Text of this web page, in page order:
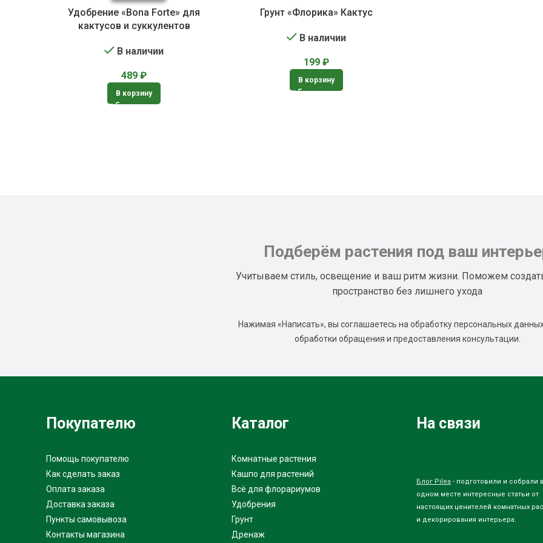
Удобрение «Bona Forte» для
кактусов и суккулентов
В наличии
489₽
В корзину
Грунт «Флорика» Кактус
В наличии
199 ₽
В корзину
Подберём растения под ваш
Учитываем стиль, освещение и ваш ритм жизни. Поможем
пространство без лишнего ухода
Нажимая «Написать», вы соглашаетесь на обработку персональных
обработки обращения и предоставления консультации.
Покупателю
Помощь покупателю
Как сделать заказ
Оплата заказа
Доставка заказа
Пункты самовывоза
Контакты магазина
Каталог
Комнатные растения
Кашпо для растений
Всё для флорариумов
Удобрения
Грунт
Дренаж
На связи
Блог Pilea - подготовили и собрали
одном месте интересные статьи от
настоящих ценителей комнатных
и декорирования интерьера.